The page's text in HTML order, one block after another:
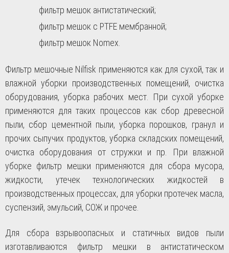
фильтр мешок антистатический;
фильтр мешок с PTFE мембранной;
фильтр мешок Nomex.
Фильтр мешочные Nilfisk применяются как для сухой, так и
влажной уборки производственных помещений, очистка
оборудования, уборка рабочих мест. При сухой уборке
применяются для таких процессов как сбор древесной
пыли, сбор цементной пыли, уборка порошков, гранул и
прочих сыпучих продуктов, уборка складских помещений,
очистка оборудования от стружки и пр. При влажной
уборке фильтр мешки применяются для сбора мусора,
жидкости, утечек технологических жидкостей в
производственных процессах, для уборки протечек масла,
суспензий, эмульсий, СОЖ и прочее.
Для сбора взрывоопасных и статичных видов пыли
изготавливаются фильтр мешки в антистатическом